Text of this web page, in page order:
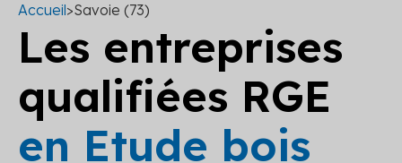
Accueil>Savoie (73)
Les entreprises
qualifiées RGE
en Etude bois